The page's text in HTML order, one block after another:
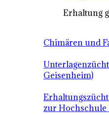
Erhaltung
Chimären und
Geisenheim)
zur Hochschule